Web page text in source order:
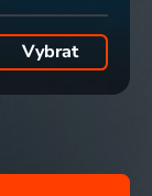
Vybrat